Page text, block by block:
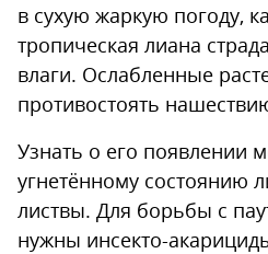
в сухую жаркую погоду,
тропическая лиана
влаги. Ослабленные
противостоять
Узнать о его появлении
угнетённому состоянию
листвы. Для борьбы с
нужны инсекто-